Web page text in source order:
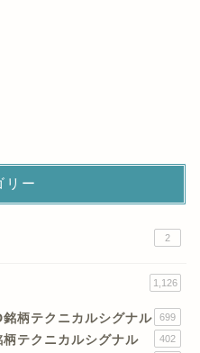
リー
2
1,126
柄テクニカルシグナル 699
テクニカルシグナル 402